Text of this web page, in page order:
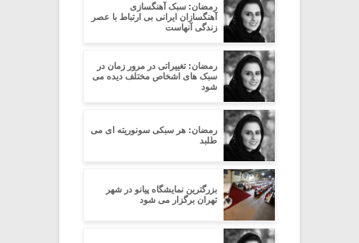
رمضان: سبک آهنگسازی
آهنگسازان ایرانی بی ارتباط با عصر
زندگی آنهاست
رمضان: تغییراتی در مرور زمان در
سبک های اشخاص مختلف دیده می
شود
رمضان: هر سبکی سونوریته ای می
طلبد
بزرگترین نمایشگاه پیانو در شهر
تهران برگزار می شود